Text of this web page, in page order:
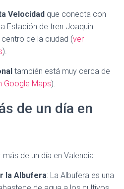
Velocidad que conecta con
Estación de tren Joaquin
de la ciudad (ver
).
también está muy cerca de
Google Maps).
de un día en
de un día en Valencia:
la Albufera: La Albufera es una